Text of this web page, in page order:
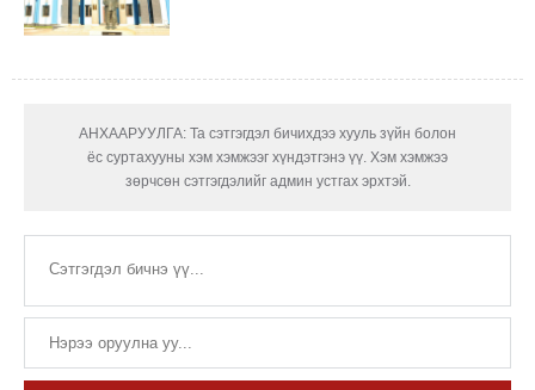
АНХААРУУЛГА: Та сэтгэгдэл бичихдээ хууль зүйн болон
ёс суртахууны хэм хэмжээг хүндэтгэнэ үү. Хэм хэмжээ
зөрчсөн сэтгэгдэлийг админ устгах эрхтэй.